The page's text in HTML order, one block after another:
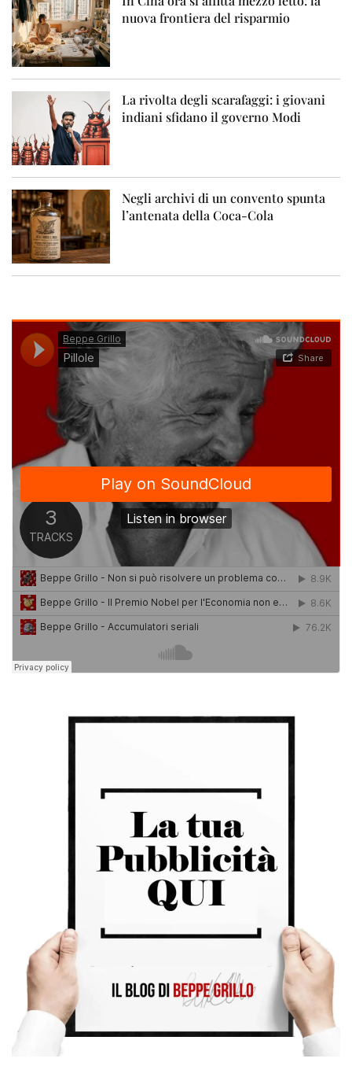
nuova frontiera del risparmio
La rivolta degli scarafaggi: i giovani
indiani sfidano il governo Modi
Negli archivi di un convento spunta
l’antenata della Coca-Cola